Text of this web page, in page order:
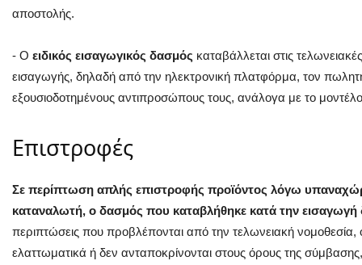
αποστολής.
- Ο ειδικός εισαγωγικός δασμός καταβάλλεται στις
εισαγωγής, δηλαδή από την ηλεκτρονική πλατφόρμα, τον
εξουσιοδοτημένους αντιπροσώπους τους, ανάλογα με το
Επιστροφές
Σε περίπτωση απλής επιστροφής προϊόντος λόγω
καταναλωτή, ο δασμός που καταβλήθηκε κατά την εισαγωγή
περιπτώσεις που προβλέπονται από την τελωνειακή
ελαττωματικά ή δεν ανταποκρίνονται στους όρους της